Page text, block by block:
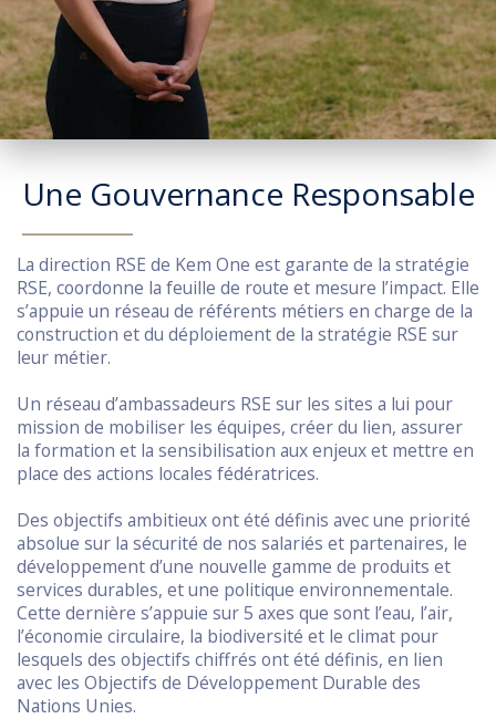
Une Gouvernance Responsable
La direction RSE de Kem One est garante de la stratégie
RSE, coordonne la feuille de route et mesure l’impact. Elle
s’appuie un réseau de référents métiers en charge de la
construction et du déploiement de la stratégie RSE sur
leur métier.
Un réseau d’ambassadeurs RSE sur les sites a lui pour
mission de mobiliser les équipes, créer du lien, assurer
la formation et la sensibilisation aux enjeux et mettre en
place des actions locales fédératrices.
Des objectifs ambitieux ont été définis avec une priorité
absolue sur la sécurité de nos salariés et partenaires, le
développement d’une nouvelle gamme de produits et
services durables, et une politique environnementale.
Cette dernière s’appuie sur 5 axes que sont l’eau, l’air,
l’économie circulaire, la biodiversité et le climat pour
lesquels des objectifs chiffrés ont été définis, en lien
avec les Objectifs de Développement Durable des
Nations Unies.